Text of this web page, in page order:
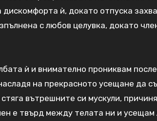
ѝ, докато отпуска
с любов целувка, докато
ѝ и внимателно прониквам
на прекрасното усещане да
вътрешните си мускули,
е твърд между телата ни и усещам